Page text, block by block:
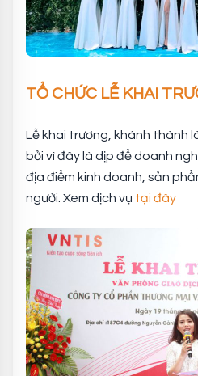
TỔ CHỨC LỄ KHAI
Lễ khai trương, khánh thành
bởi vì đây là dịp để doanh
địa điểm kinh doanh, sản
người. Xem dịch vụ tại đây